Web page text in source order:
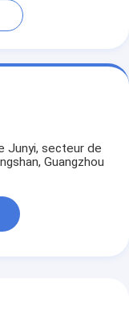
Junyi, secteur de
Guangzhou